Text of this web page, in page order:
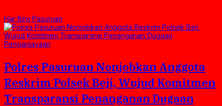
Har Biro Pasuruan
Polres Pasuruan Nonjobkan Anggota
Reskrim Polsek Beji, Wujud Komitmen
Transparansi Penanganan Dugaan